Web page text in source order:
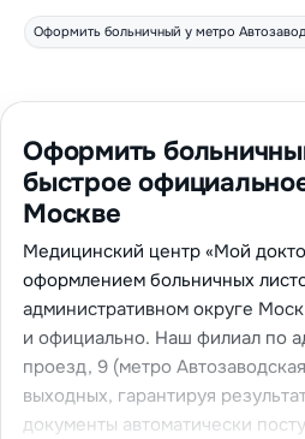
Оформить больничный у метро
Оформить
быстрое
Москве
Медицинский центр «Мой
оформлением больничных
административном округе
и официально. Наш филиал по
проезд, 9 (метро
выходных, гарантируя
документы автоматически